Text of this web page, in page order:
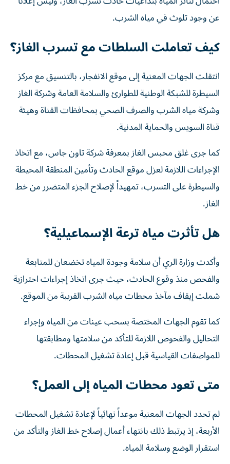
عن وجود تلوث في مياه الشرب.
كيف تعاملت السلطات مع تسرب الغاز؟
انتقلت الجهات المعنية إلى موقع الانفجار، بالتنسيق مع مركز
السيطرة للشبكة الوطنية للطوارئ والسلامة العامة وشركة الغاز
وشركة مياه الشرب والصرف الصحي بمحافظات القناة وهيئة
قناة السويس والحماية المدنية.
كما جرى غلق محبس الغاز بمعرفة شركة تاون جاس، مع اتخاذ
الإجراءات اللازمة لعزل موقع الحادث وتأمين المنطقة المحيطة
والسيطرة على التسرب، تمهيداً لإصلاح الجزء المتضرر من خط
الغاز.
هل تأثرت مياه ترعة الإسماعيلية؟
وأكدت وزارة الري أن سلامة وجودة المياه تخضعان للمتابعة
والفحص منذ وقوع الحادث، حيث جرى اتخاذ إجراءات احترازية
شملت إيقاف مآخذ محطات مياه الشرب القريبة من الموقع.
كما تقوم الجهات المختصة بسحب عينات من المياه وإجراء
التحاليل والفحوص اللازمة للتأكد من سلامتها ومطابقتها
للمواصفات القياسية قبل إعادة تشغيل المحطات.
متى تعود محطات المياه إلى العمل؟
لم تحدد الجهات المعنية موعداً نهائياً لإعادة تشغيل المحطات
الأربعة، إذ يرتبط ذلك بانتهاء أعمال إصلاح خط الغاز والتأكد من
استقرار الوضع وسلامة المياه.